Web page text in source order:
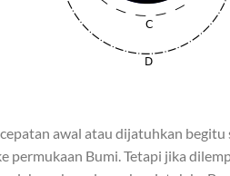
awal atau dijatuhkan begitu
permukaan Bumi. Tetapi jika